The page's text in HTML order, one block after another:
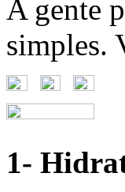
A gente
simples.
1-